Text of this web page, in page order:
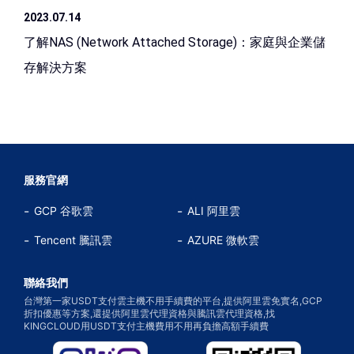
2023.07.14
了解NAS (Network Attached Storage)：家庭與企業儲
存解決方案
服務官網
GCP 谷歌雲 ALI 阿里雲
Tencent 騰訊雲 AZURE 微軟雲
聯絡我們
台灣第一家USDT支付雲主機不用手續費的平台,提供阿里雲免實名,GCP
折扣優惠等方案,還提供阿里雲代理資格與騰訊雲代理資格,找
KINGCLOUD用USDT支付主機費用不用再負擔高額手續費